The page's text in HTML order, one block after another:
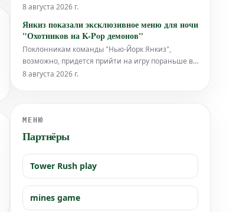
предоставил свежую информацию о состоянии
аутфилдера Романа Энтони.
8 августа 2026 г.
Янкиз показали эксклюзивное меню для ночи
"Охотников на K-Pop демонов"
Поклонникам команды "Нью-Йорк Янкиз",
возможно, придется прийти на игру пораньше во
вторник против "Сиэтл Маринерс", чтобы успеть
8 августа 2026 г.
МЕНЮ
Партнёры
Tower Rush play
mines game